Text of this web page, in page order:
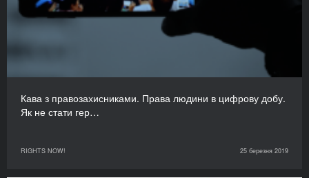
Кава з правозахисниками. Права людини в цифрову добу.
Як не стати гер…
RIGHTS NOW! 25 березня 2019